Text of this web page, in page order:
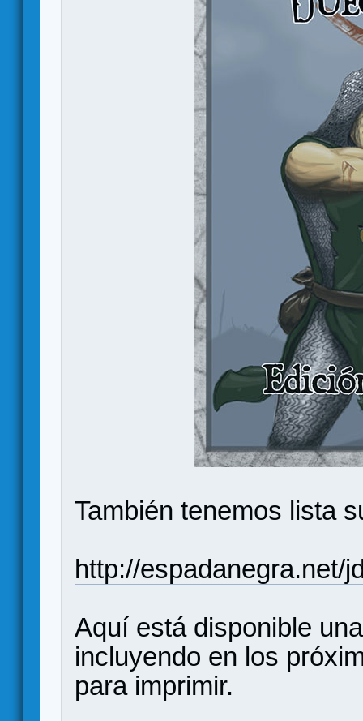
También tenemos lista
http://espadanegra.net/
Aquí está disponible
incluyendo en los
para imprimir.